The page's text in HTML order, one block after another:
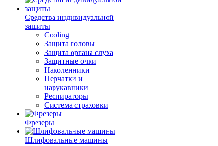
Средства индивидуальной
защиты
Cooling
Защита головы
Защита органа слуха
Защитные очки
Наколенники
Перчатки и
нарукавники
Респираторы
Система страховки
Фрезеры
Шлифовальные машины